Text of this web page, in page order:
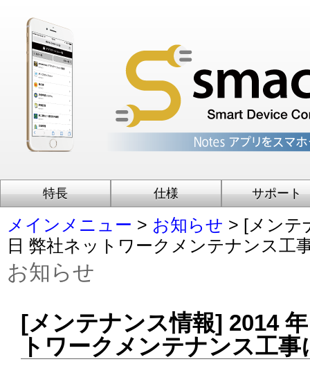
特長 仕様 サポート
メインメニュー > お知らせ > [メンテ
日 弊社ネットワークメンテナンス工
お知らせ
[メンテナンス情報] 2014
トワークメンテナンス工